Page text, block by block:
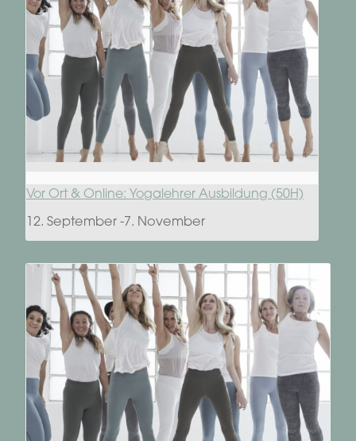
Vor Ort & Online: Yogalehrer Ausbildung (50H)
12. September -7. November